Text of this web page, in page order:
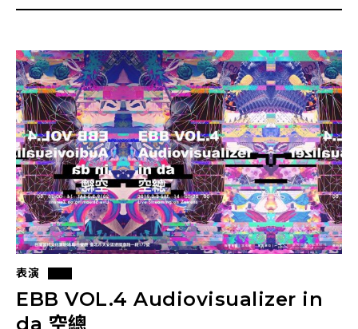
表演
EBB VOL.4‭ ‬Audiovisualizer in
da‭ ‬空總